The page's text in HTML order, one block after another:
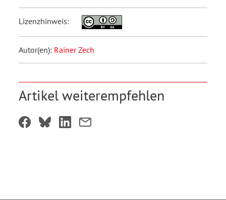
Lizenzhinweis:
Autor(en): Rainer Zech
Artikel weiterempfehlen